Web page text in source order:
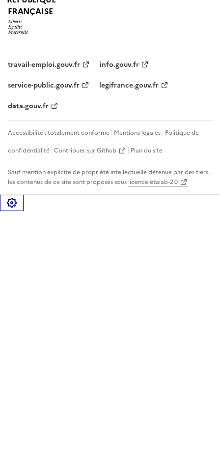
FRANÇAISE
travail-emploi.gouv.fr
info.gouv.fr
service-public.gouv.fr
legifrance.gouv.fr
data.gouv.fr
Accessibilité : totalement conforme Mentions légales Politique de
confidentialité Contribuer sur Github Plan du site
Sauf mention explicite de propriété intellectuelle détenue par des tiers,
les contenus de ce site sont proposés sous licence etalab-2.0
Gérer les cookies